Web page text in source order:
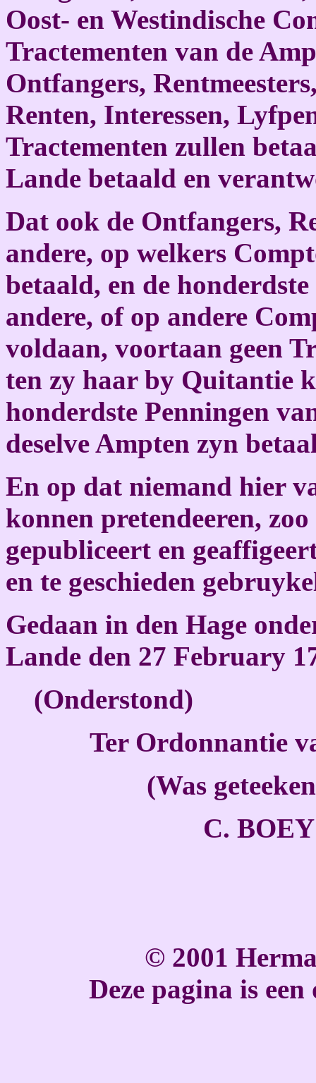
Oost- en Westindische
Tractementen van de
Ontfangers,
Renten, Interessen,
Tractementen zullen
Lande betaald en
Dat ook de Ontfangers,
andere, op welkers
betaald, en de
andere, of op andere
voldaan, voortaan geen
ten zy haar by Quitantie
honderdste Penningen
deselve Ampten zyn
En op dat niemand hier
konnen pretendeeren,
gepubliceert en
en te geschieden
Gedaan in den Hage
Lande den 27 February
(Onderstond)
Ter Ordonnantie
(Was
C. BOEY
© 2001
Deze pagina is